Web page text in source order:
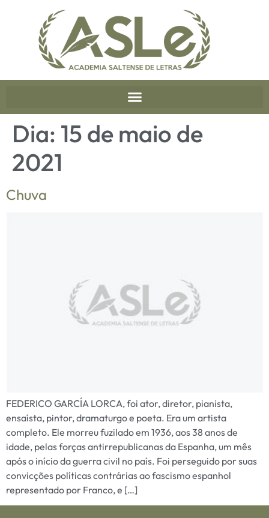
Dia: 15 de maio de
2021
Chuva
FEDERICO GARCÍA LORCA, foi ator, diretor, pianista,
ensaísta, pintor, dramaturgo e poeta. Era um artista
completo. Ele morreu fuzilado em 1936, aos 38 anos de
idade, pelas forças antirrepublicanas da Espanha, um mês
após o início da guerra civil no país. Foi perseguido por suas
convicções políticas contrárias ao fascismo espanhol
representado por Franco, e […]